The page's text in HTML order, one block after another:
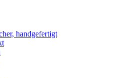
handgefertigt